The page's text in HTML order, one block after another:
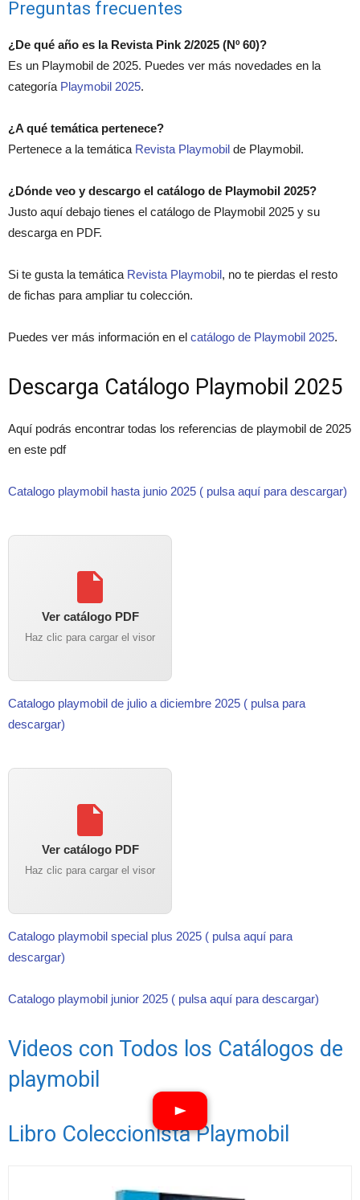
Preguntas frecuentes
¿De qué año es la Revista Pink 2/2025 (Nº 60)?
Es un Playmobil de 2025. Puedes ver más novedades en la
categoría Playmobil 2025.
¿A qué temática pertenece?
Pertenece a la temática Revista Playmobil de Playmobil.
¿Dónde veo y descargo el catálogo de Playmobil 2025?
Justo aquí debajo tienes el catálogo de Playmobil 2025 y su
descarga en PDF.
Si te gusta la temática Revista Playmobil, no te pierdas el resto
de fichas para ampliar tu colección.
Puedes ver más información en el catálogo de Playmobil 2025.
Descarga Catálogo Playmobil 2025
Aquí podrás encontrar todas los referencias de playmobil de 2025
en este pdf
Catalogo playmobil hasta junio 2025 ( pulsa aquí para descargar)
Ver catálogo PDF
Haz clic para cargar el visor
Catalogo playmobil de julio a diciembre 2025 ( pulsa para
descargar)
Ver catálogo PDF
Haz clic para cargar el visor
Catalogo playmobil special plus 2025 ( pulsa aquí para
descargar)
Catalogo playmobil junior 2025 ( pulsa aquí para descargar)
Videos con Todos los Catálogos de
playmobil
Libro Coleccionista Playmobil